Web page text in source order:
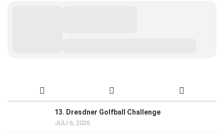
13. Dresdner Golfball Challenge
JULI 6, 2026